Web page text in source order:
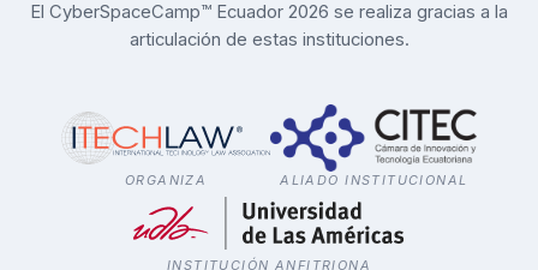
El CyberSpaceCamp™ Ecuador 2026 se realiza gracias a la
articulación de estas instituciones.
ORGANIZA ALIADO INSTITUCIONAL
INSTITUCIÓN ANFITRIONA